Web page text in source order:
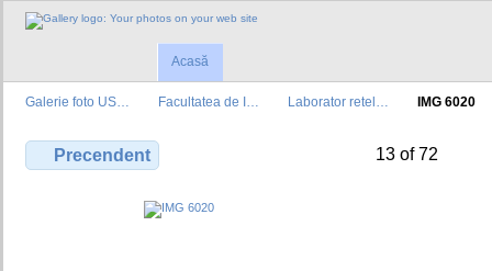
Acasă
Galerie foto US… Facultatea de I… Laborator retel… IMG 6020
Precendent 13 of 72